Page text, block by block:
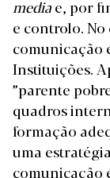
mediae, por
e controlo.
comunicação
Instituições.
”parente
quadros
formação
uma
comunicação